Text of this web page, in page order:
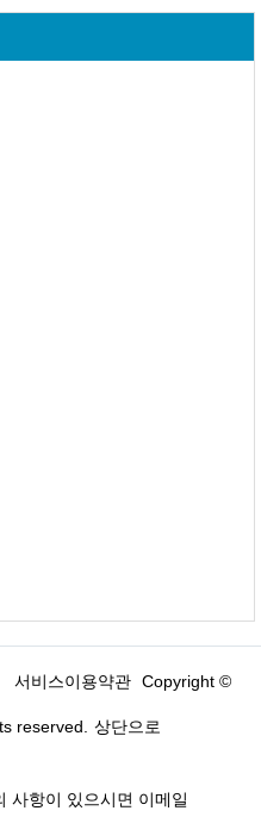
서비스이용약관 Copyright ©
reserved. 상단으로
사항이 있으시면 이메일